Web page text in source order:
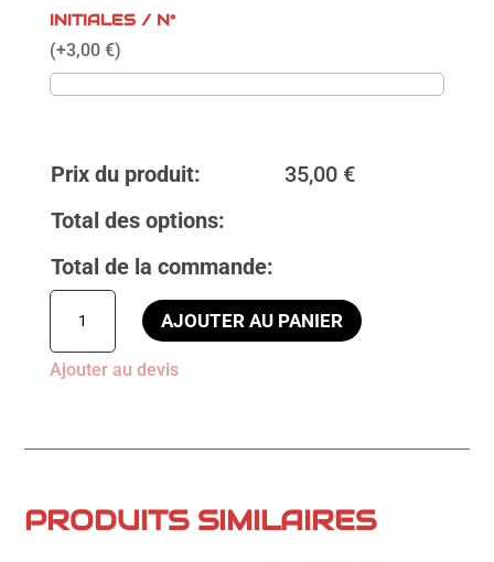
INITIALES / N°
(+3,00 €)
Prix du produit: 35,00 €
Total des options:
Total de la commande:
quantité
Veste
JAKO
BOURTHES
AJOUTER AU PANIER
Ajouter au devis
PRODUITS SIMILAIRES